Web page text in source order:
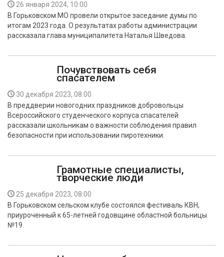
26 января 2024, 10:00
В Горьковском МО провели открытое заседание думы по
итогам 2023 года. О результатах работы администрации
рассказала глава муниципалитета Наталья Шведова.
Почувствовать себя
спасателем
30 декабря 2023, 08:00
В преддверии новогодних праздников добровольцы
Всероссийского студенческого корпуса спасателей
рассказали школьникам о важности соблюдения правил
безопасности при использовании пиротехники.
Грамотные специалисты,
творческие люди
25 декабря 2023, 08:00
В Горьковском сельском клубе состоялся фестиваль КВН,
приуроченный к 65-летней годовщине областной больницы
№19.